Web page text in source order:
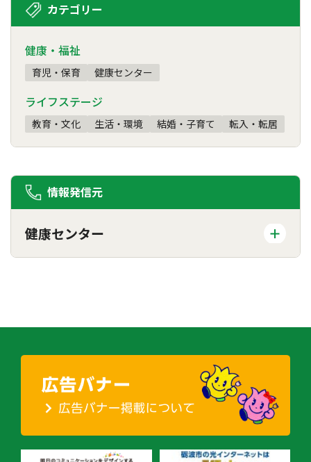
カテゴリー
健康・福祉
育児・保育 健康センター
ライフステージ
教育・文化 生活・環境 結婚・子育て 転入・転居
情報発信元
健康センター